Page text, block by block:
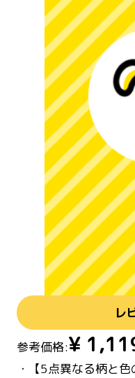
レ
参考価格:¥
・【5点異なる柄と